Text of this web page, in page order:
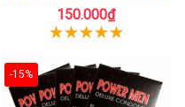
150.000₫
-15%